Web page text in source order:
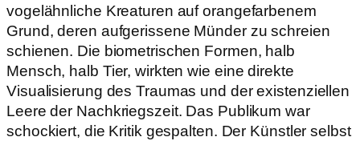
vogelähnliche Kreaturen auf orangefarbenem
Grund, deren aufgerissene Münder zu schreien
schienen. Die biometrischen Formen, halb
Mensch, halb Tier, wirkten wie eine direkte
Visualisierung des Traumas und der existenziellen
Leere der Nachkriegszeit. Das Publikum war
schockiert, die Kritik gespalten. Der Künstler selbst